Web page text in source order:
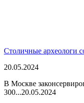
Столичные археологи
20.05.2024
В Москве
300...20.05.2024